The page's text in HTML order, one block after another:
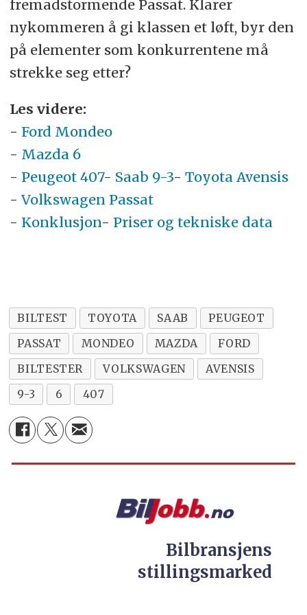
fremadstormende Passat. Klarer
nykommeren å gi klassen et løft, byr den
på elementer som konkurrentene må
strekke seg etter?
Les videre:
- Ford Mondeo
- Mazda 6
- Peugeot 407- Saab 9-3- Toyota Avensis
- Volkswagen Passat
- Konklusjon- Priser og tekniske data
BILTEST TOYOTA SAAB
PEUGEOT
PASSAT
MONDEO MAZDA
FORD
BILTESTER
VOLKSWAGEN
AVENSIS
9-3
6 407
Bilbransjens
stillingsmarked